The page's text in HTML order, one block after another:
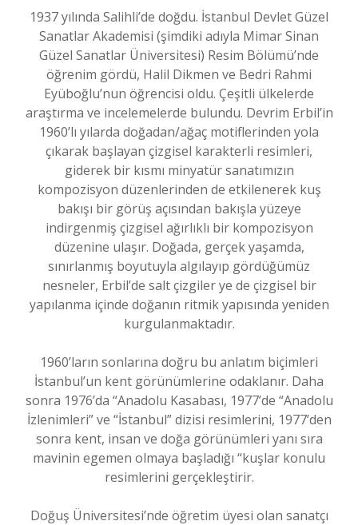
1937 yılında Salihli’de doğdu. İstanbul Devlet Güzel
Sanatlar Akademisi (şimdiki adıyla Mimar Sinan
Güzel Sanatlar Üniversitesi) Resim Bölümü’nde
öğrenim gördü, Halil Dikmen ve Bedri Rahmi
Eyüboğlu’nun öğrencisi oldu. Çeşitli ülkelerde
araştırma ve incelemelerde bulundu. Devrim Erbil’in
1960’lı yılarda doğadan/ağaç motiflerinden yola
çıkarak başlayan çizgisel karakterli resimleri,
giderek bir kısmı minyatür sanatımızın
kompozisyon düzenlerinden de etkilenerek kuş
bakışı bir görüş açısından bakışla yüzeye
indirgenmiş çizgisel ağırlıklı bir kompozisyon
düzenine ulaşır. Doğada, gerçek yaşamda,
sınırlanmış boyutuyla algılayıp gördüğümüz
nesneler, Erbil’de salt çizgiler ye de çizgisel bir
yapılanma içinde doğanın ritmik yapısında yeniden
kurgulanmaktadır.
1960’ların sonlarına doğru bu anlatım biçimleri
İstanbul’un kent görünümlerine odaklanır. Daha
sonra 1976’da “Anadolu Kasabası, 1977’de “Anadolu
İzlenimleri” ve “İstanbul” dizisi resimlerini, 1977’den
sonra kent, insan ve doğa görünümleri yanı sıra
mavinin egemen olmaya başladığı “kuşlar konulu
resimlerini gerçekleştirir.
Doğuş Üniversitesi’nde öğretim üyesi olan sanatçı